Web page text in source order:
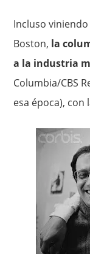
Incluso
Boston, la
a la industria
Columbia/CBS
esa época), con